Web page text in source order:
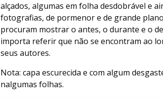
alçados, algumas em folha desdobrável e
fotografias, de pormenor e de grande
procuram mostrar o antes, o durante e o
importa referir que não se encontram ao
seus autores.
Nota: capa escurecida e com algum
nalgumas folhas.